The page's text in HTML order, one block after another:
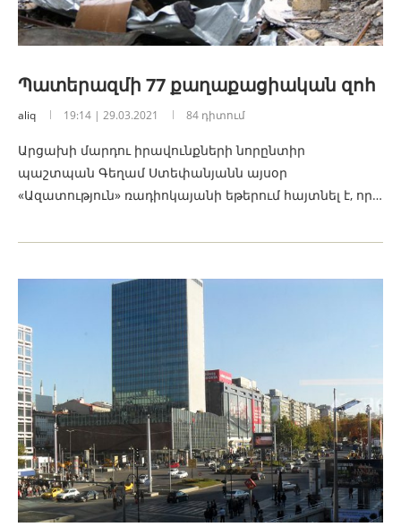
Պատերազմի 77 քաղաքացիական զոհ
aliq 19:14 | 29.03.2021 84 դիտում
Արցախի մարդու իրավունքների նորընտիր
պաշտպան Գեղամ Ստեփանյանն այսօր
«Ազատություն» ռադիոկայանի եթերում հայտնել է, որ…